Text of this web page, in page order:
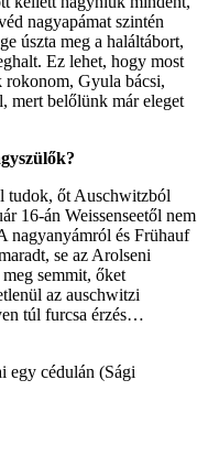
nagyapámat szintén
úszta meg a haláltábort,
Ez lehet, hogy most
Gyula bácsi,
mert belőlünk már eleget
tudok, őt Auschwitzból
16-án Weissenseetől nem
nagyanyámról és Frühauf
se az Arolseni
semmit, őket
az auschwitzi
túl furcsa érzés…
egy cédulán (Sági